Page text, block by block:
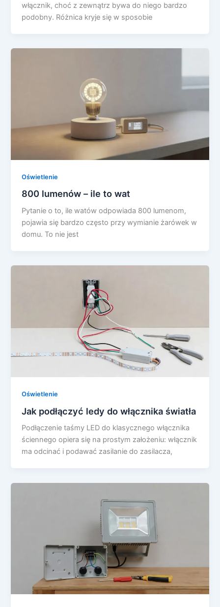
włącznik, choć z zewnątrz bywa do niego bardzo
podobny. Różnica kryje się w sposobie
Oświetlenie
800 lumenów – ile to wat
Pytanie o to, ile watów odpowiada 800 lumenom,
pojawia się bardzo często przy wymianie żarówek w
domu. To nie jest
Oświetlenie
Jak podłączyć ledy do włącznika światła
Podłączenie taśmy LED do klasycznego włącznika
ściennego opiera się na prostym założeniu: włącznik
ma odcinać i podawać zasilanie do zasilacza,